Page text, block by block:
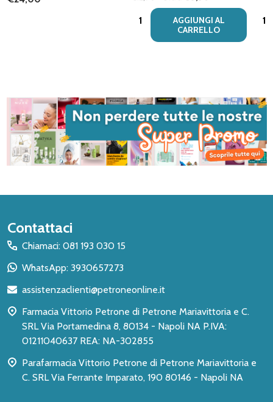
Quantità:
AGGIUNGI AL
CARRELLO
Inizio
del
piè
pagina
Contattaci
Chiamaci: 081 193 030 15
WhatsApp: 3930657273
assistenzaclienti@petroneonline.it
Farmacia Vittorio Petrone di Petrone Mariavittoria e C.
SRL Via Portamedina 8, 80134 - Napoli NA P.IVA:
01211040637 REA: NA-302855
Parafarmacia Vittorio Petrone di Petrone Mariavittoria e
C. SRL Via Ferrante Imparato, 190 80146 - Napoli NA